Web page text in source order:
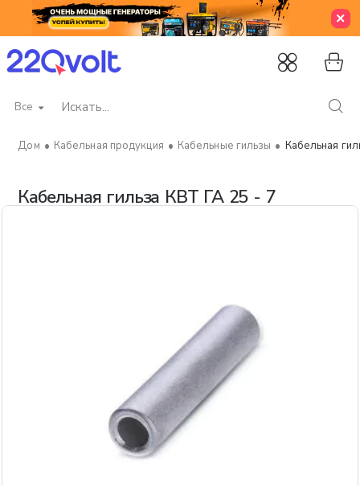
Все
Искать...
Кабельная гильза КВТ ГА 25 - 7
Кабельная продукция Кабельные гильзы Кабельная